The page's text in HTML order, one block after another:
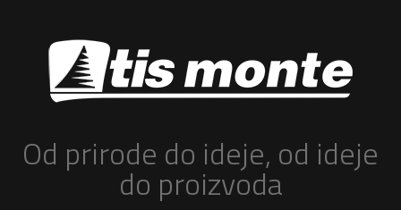
Od prirode do ideje, od ideje
do proizvoda